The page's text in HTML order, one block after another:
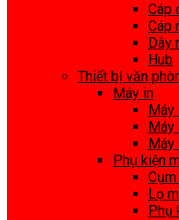
Cáp
Cáp
Dây
Hub
Thiết bị văn
Máy in
Máy
Máy
Máy
Phụ kiện
Lọ
Phụ